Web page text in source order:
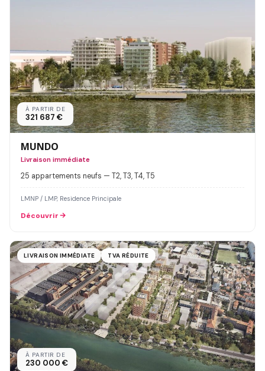
À PARTIR DE
321 687 €
MUNDO
Livraison immédiate
25 appartements neufs — T2, T3, T4, T5
LMNP / LMP, Residence Principale
Découvrir
LIVRAISON IMMÉDIATE TVA RÉDUITE
À PARTIR DE
230 000 €